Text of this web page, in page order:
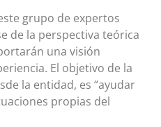
grupo de expertos
de la perspectiva teórica
una visión
El objetivo de la
la entidad, es “ayudar
propias del